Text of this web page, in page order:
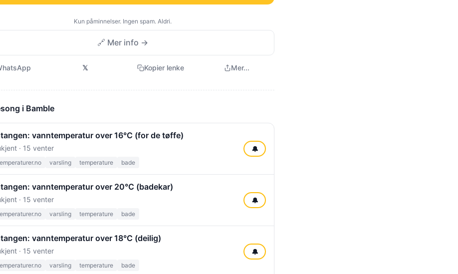
Kun påminnelser. Ingen spam. Aldri.
🔗 Mer info →
𝕏 Kopier lenke Mer...
i Bamble
vanntemperatur over 16°C (for de tøffe)
· 15 venter
varsling temperature bade
🔔
vanntemperatur over 20°C (badekar)
· 15 venter
varsling temperature bade
🔔
vanntemperatur over 18°C (deilig)
· 15 venter
varsling temperature bade
🔔